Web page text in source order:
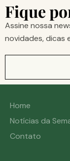
Fique
Assine nossa
novidades, dicas
Home
Notícias da
Contato